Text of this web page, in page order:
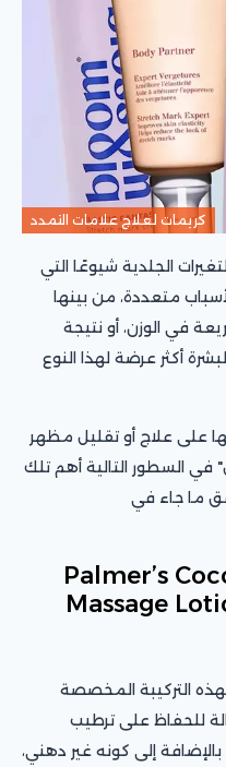
كريمات لعلاج علامات التمدد
الجلدية شيوعًا التي
متعددة، من بينها
في الوزن، أو نتيجة
أكثر عرضة لهذا النوع
على علاج أو تقليل مظهر
في السطور التالية أهم تلك
ما جاء في
1- Palmer’s
Massage
فهذه التركيبة المخصصة
للحفاظ على ترطيب
إلى كونه غير دهني،